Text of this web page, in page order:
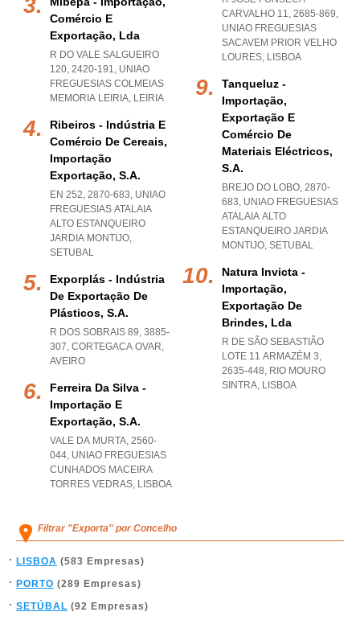
Comércio E
Exportação, Lda
R DO VALE SALGUEIRO
120, 2420-191, UNIAO
FREGUESIAS COLMEIAS
MEMORIA LEIRIA, LEIRIA
Ribeiros - Indústria E
Comércio De Cereais,
Importação
Exportação, S.a.
EN 252, 2870-683, UNIAO
FREGUESIAS ATALAIA
ALTO ESTANQUEIRO
JARDIA MONTIJO,
SETUBAL
Exporplás - Indústria
De Exportação De
Plásticos, S.a.
R DOS SOBRAIS 89, 3885-
307, CORTEGACA OVAR,
AVEIRO
Ferreira Da Silva -
Importação E
Exportação, S.a.
VALE DA MURTA, 2560-
044, UNIAO FREGUESIAS
CUNHADOS MACEIRA
TORRES VEDRAS, LISBOA
CARVALHO 11, 2685-869,
UNIAO FREGUESIAS
SACAVEM PRIOR VELHO
LOURES, LISBOA
Tanqueluz -
Importação,
Exportação E
Comércio De
Materiais Eléctricos,
S.a.
BREJO DO LOBO, 2870-
683, UNIAO FREGUESIAS
ATALAIA ALTO
ESTANQUEIRO JARDIA
MONTIJO, SETUBAL
Natura Invicta -
Importação,
Exportação De
Brindes, Lda
R DE SÃO SEBASTIÃO
LOTE 11 ARMAZÉM 3,
2635-448, RIO MOURO
SINTRA, LISBOA
Filtrar "Exporta" por Concelho
LISBOA (583 Empresas)
PORTO (289 Empresas)
SETÚBAL (92 Empresas)